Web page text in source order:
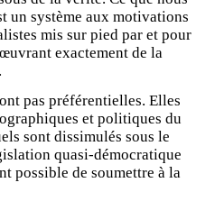
un système aux motivations
mis sur pied par et pour
exactement de la
pas préférentielles. Elles
et politiques du
sont dissimulés sous le
quasi-démocratique
possible de soumettre à la